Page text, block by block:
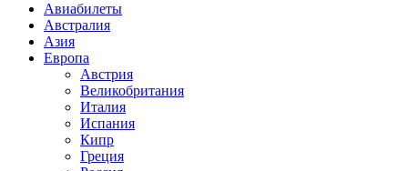
Авиабилеты
Австралия
Азия
Европа
Австрия
Великобритания
Италия
Испания
Кипр
Греция